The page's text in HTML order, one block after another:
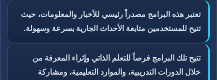
تعتبر هذه البرامج مصدراً رئيسي للأخبار والمعلومات، حيث
تتيح للمستخدمين متابعة الأحداث الجارية بسرعة وسهولة.
تتيح تلك البرامج فرصاً للتعلم الذاتي وإثراء المعرفة من
خلال الدورات التدريبية، والموارد التعليمية، ومشاركة